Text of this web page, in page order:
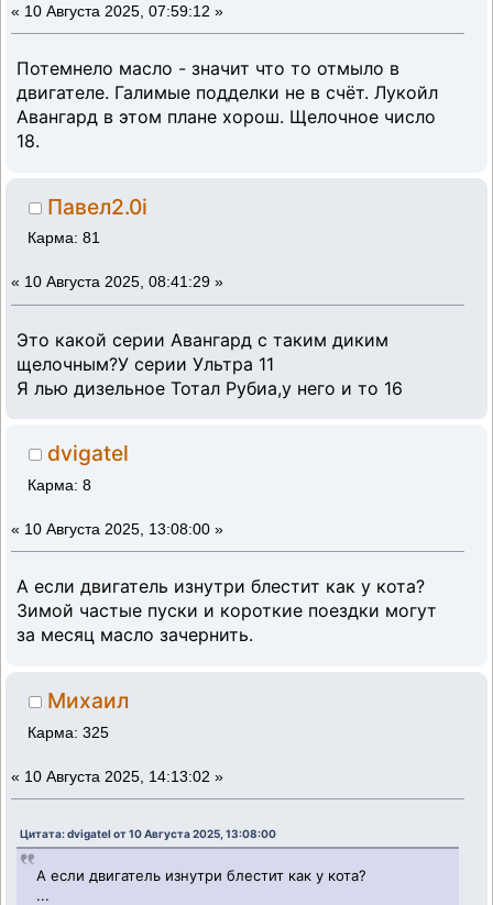
« 10 Августа 2025, 07:59:12 »
Потемнело масло - значит что то отмыло в
двигателе. Галимые подделки не в счёт. Лукойл
Авангард в этом плане хорош. Щелочное число
18.
Павел2.0i
Карма: 81
« 10 Августа 2025, 08:41:29 »
Это какой серии Авангард с таким диким
щелочным?У серии Ультра 11
Я лью дизельное Тотал Рубиа,у него и то 16
dvigatel
Карма: 8
« 10 Августа 2025, 13:08:00 »
А если двигатель изнутри блестит как у кота?
Зимой частые пуски и короткие поездки могут
за месяц масло зачернить.
Михаил
Карма: 325
« 10 Августа 2025, 14:13:02 »
Цитата: dvigatel от 10 Августа 2025, 13:08:00
А если двигатель изнутри блестит как у кота?
...